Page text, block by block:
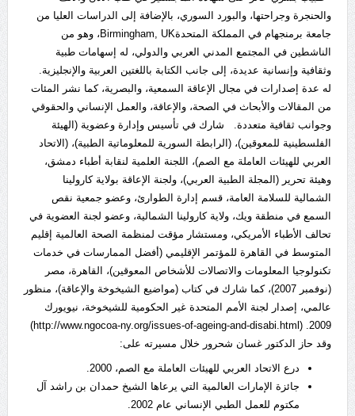
والحنجرة وجراحتها، والبورد السوري، بالإضافة إلى الدراسات العليا من
جامعة برمنجهام في المملكة المتحدةBirmingham, UK، وهو من
الناشطين في المجتمع المدني العربي والدولي، له إسهامات طبية
وثقافية وإنسانية عديدة، إلى جانب الكتابة باللغتين العربية والإنجليزية.
له عدة إصدارات في مجال الإعاقة السمعية، والبصرية، كما نشر المئات
من المقالات والأبحاث في الصحة، والإعاقة، والعمل الإنساني والحقوقي
وجوانب ثقافية متعددة. شارك في تأسيس وإدارة وعضوية (الهيئة
الفلسطينية للمعوقين)، (الرابطة السورية للمعلوماتية الطبية)، (الاتحاد
العربي للهيئات العاملة مع الصم)، اللجنة العلمية لنقابة أطباء دمشق،
وهيئة تحرير (المجلة الطبية العربي)، ولجنة الإعاقة بولاية كارولينا
الشمالية للسلامة العامة، قسم إدارة الطوارئ، وعضو جمعية نقص
السمع في منطقة ويك، ولاية كارولينا الشمالية، وعضو لجنة العضوية في
تحالف الأطباء الأمريكي، ومستشار مؤقت لمنظمة الصحة العالمية إقليم
المتوسط في القاهرة للمؤتمر الإقليمي (أفضل الممارسات في خدمات
تكنولوجيا المعلومات والاتصالات للأشخاص المعوقين)، القاهرة، مصر
(نوفمبر 2007)، كما شارك في كتاب (مواضيع الشيخوخة والإعاقة)، منظور
عالمي، إصدار لجنة الأمم المتحدة غير الحكومية للشيخوخة، نيويورك
2009. (http://www.ngocoa-ny.org/issues-of-ageing-and-disabi.html)
وقد حاز الدكتور غسان شحرور خلال مسيرته على:
درع الاتحاد العربي للهيئات العاملة مع الصم، 2000.
جائزة الإمارات العالمية التي يرعاها الشيخ حمدان بن راشد آل
مكتوم للعمل الطبي الإنساني عام 2002.